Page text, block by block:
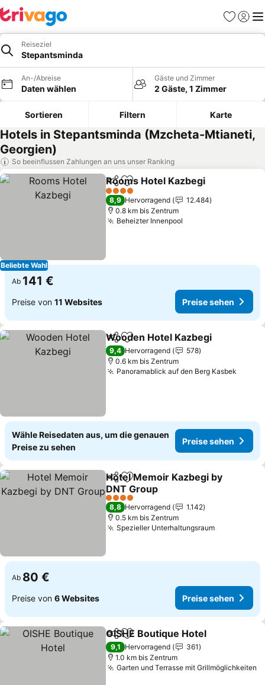
Favoriten
Reiseziel
Stepantsminda
An-/Abreise
Daten wählen
Gäste und Zimmer
2 Gäste, 1 Zimmer
Sortieren Filtern Karte
Hotels in Stepantsminda (Mzcheta-Mtianeti,
Georgien)
So beeinflussen Zahlungen an uns unser Ranking
Beliebte Wahl
TeilenZu Favoriten hinzufügen
Rooms Hotel Kazbegi
4 Sterne
8,9 Hervorragend
12.484
0.8 km bis Zentrum
Beheizter Innenpool
Ab 141 €
Preise von 11 Websites Preise sehen
TeilenZu Favoriten hinzufügen
Wooden Hotel Kazbegi
9,4 Hervorragend
578
0.6 km bis Zentrum
Panoramablick auf den Berg Kasbek
Wähle Reisedaten aus, um die genauen
Preise zu sehen
Preise sehen
TeilenZu Favoriten hinzufügen
Hotel Memoir Kazbegi by
DNT Group
4 Sterne
8,8 Hervorragend
1.142
0.5 km bis Zentrum
Spezieller Unterhaltungsraum
Ab 80 €
Preise von 6 Websites Preise sehen
TeilenZu Favoriten hinzufügen
OISHE Boutique Hotel
9,1 Hervorragend
361
1.0 km bis Zentrum
Garten und Terrasse mit Grillmöglichkeiten